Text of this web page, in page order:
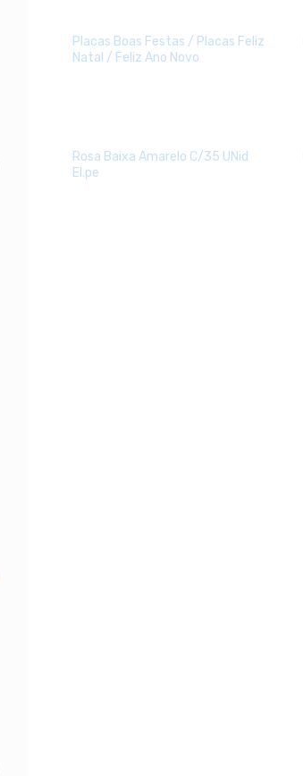
Placas Boas Festas / Placas Feliz
Natal / Feliz Ano Novo
Rosa Baixa Amarelo C/35 UNid
El.pe